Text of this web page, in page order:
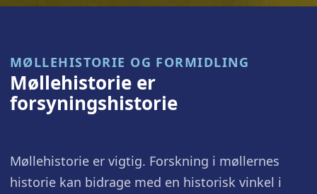
MØLLEHISTORIE OG FORMIDLING
Møllehistorie er
forsyningshistorie
Møllehistorie er vigtig. Forskning i møllernes
historie kan bidrage med en historisk vinkel i